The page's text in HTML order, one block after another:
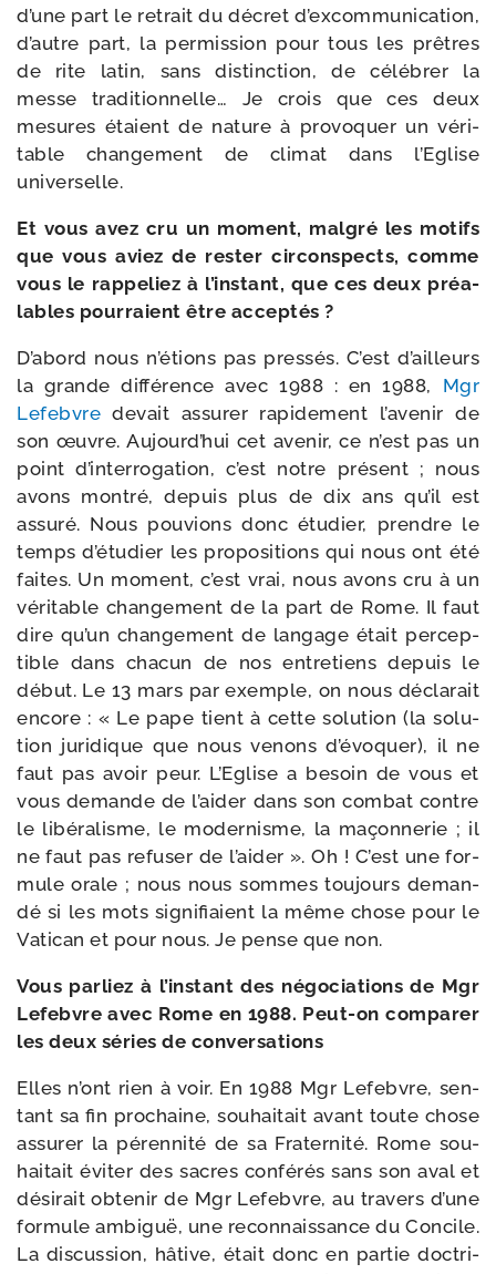
d’une part le retrait du décret d’ex­com­mu­ni­ca­tion,
d’autre part, la per­mis­sion pour tous les prêtres
de rite latin, sans dis­tinc­tion, de célé­brer la
messe tra­di­tion­nelle… Je crois que ces deux
mesures étaient de nature à pro­vo­quer un véri­
table chan­ge­ment de cli­mat dans l’Eglise
universelle.
Et vous avez cru un moment, mal­gré les motifs
que vous aviez de res­ter cir­cons­pects, comme
vous le rap­pe­liez à l’ins­tant, que ces deux préa­
lables pour­raient être acceptés ?
D’abord nous n’é­tions pas pres­sés. C’est d’ailleurs
la grande dif­fé­rence avec 1988 : en 1988, Mgr
Lefebvre devait assu­rer rapi­de­ment l’a­ve­nir de
son œuvre. Aujourd’hui cet ave­nir, ce n’est pas un
point d’in­ter­ro­ga­tion, c’est notre pré­sent ; nous
avons mon­tré, depuis plus de dix ans qu’il est
assu­ré. Nous pou­vions donc étu­dier, prendre le
temps d’é­tu­dier les pro­po­si­tions qui nous ont été
faites. Un moment, c’est vrai, nous avons cru à un
véri­table chan­ge­ment de la part de Rome. Il faut
dire qu’un chan­ge­ment de lan­gage était per­cep­
tible dans cha­cun de nos entre­tiens depuis le
début. Le 13 mars par exemple, on nous décla­rait
encore : « Le pape tient à cette solu­tion (la solu­
tion juri­dique que nous venons d’é­vo­quer), il ne
faut pas avoir peur. L’Eglise a besoin de vous et
vous demande de l’ai­der dans son com­bat contre
le libé­ra­lisme, le moder­nisme, la maçon­ne­rie ; il
ne faut pas refu­ser de l’ai­der ». Oh ! C’est une for­
mule orale ; nous nous sommes tou­jours deman­
dé si les mots signi­fiaient la même chose pour le
Vatican et pour nous. Je pense que non.
Vous par­liez à l’ins­tant des négo­cia­tions de Mgr
Lefebvre avec Rome en 1988. Peut-​on com­pa­rer
les deux séries de conversations
Elles n’ont rien à voir. En 1988 Mgr Lefebvre, sen­
tant sa fin pro­chaine, sou­hai­tait avant toute chose
assu­rer la péren­ni­té de sa Fraternité. Rome sou­
hai­tait évi­ter des sacres confé­rés sans son aval et
dési­rait obte­nir de Mgr Lefebvre, au tra­vers d’une
for­mule ambi­guë, une recon­nais­sance du Concile.
La dis­cus­sion, hâtive, était donc en par­tie doc­tri­